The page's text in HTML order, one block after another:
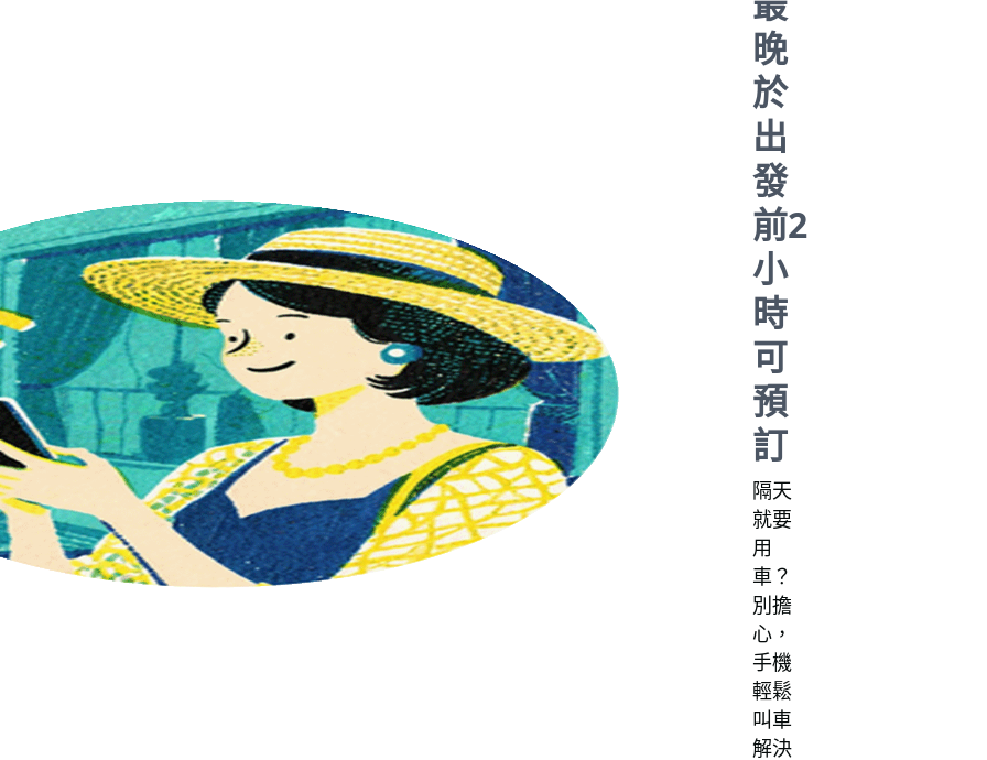
晚
於
出
發
前2
小
時
可
預
訂
隔天
就要
用
車？
別擔
心，
手機
輕鬆
叫車
解決